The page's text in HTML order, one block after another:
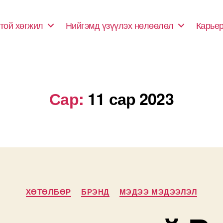
хөгжил Нийгэмд үзүүлэх нөлөөлөл
Сар: 11 сар 2023
Categories
ХӨТӨЛБӨР БРЭНД МЭДЭЭ МЭДЭЭЛЭЛ